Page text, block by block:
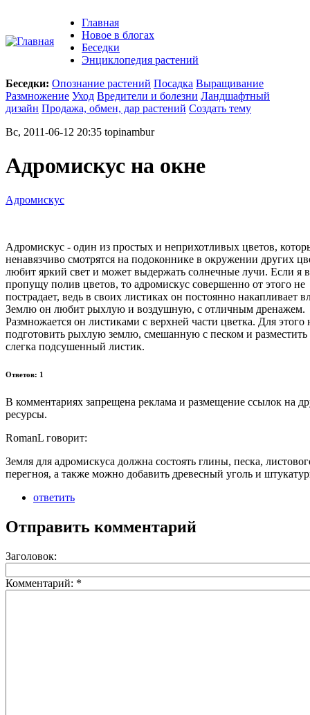
Главная
Новое в блогах
Беседки
Энциклопедия растений
Беседки: Опознание растений Посадка Выращивание
Размножение Уход Вредители и болезни Ландшафтный
дизайн Продажа, обмен, дар растений Создать тему
Вс, 2011-06-12 20:35 topinambur
Адромискус на окне
Адромискус
Адромискус - один из простых и неприхотливых цветов,
ненавязчиво смотрятся на подоконнике в окружении других
любит яркий свет и может выдержать солнечные лучи. Если я
пропущу полив цветов, то адромискус совершенно от этого не
пострадает, ведь в своих листиках он постоянно накапливает
Землю он любит рыхлую и воздушную, с отличным дренажем.
Размножается он листиками с верхней части цветка. Для
подготовить рыхлую землю, смешанную с песком и разместить
слегка подсушенный листик.
Ответов: 1
В комментариях запрещена реклама и размещение ссылок на
ресурсы.
RomanL говорит:
Земля для адромискуса должна состоять глины, песка,
перегноя, а также можно добавить древесный уголь и
ответить
Отправить комментарий
Заголовок:
Комментарий: *